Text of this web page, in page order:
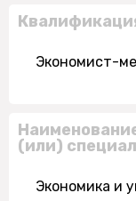
Экономист-
(или)
Экономика и